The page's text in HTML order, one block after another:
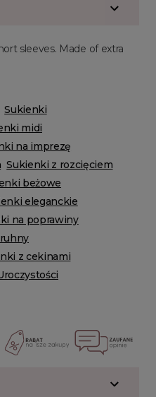
sleeves. Made of extra
Sukienki
midi
na imprezę
Sukienki z rozcięciem
beżowe
eleganckie
na poprawiny
z cekinami